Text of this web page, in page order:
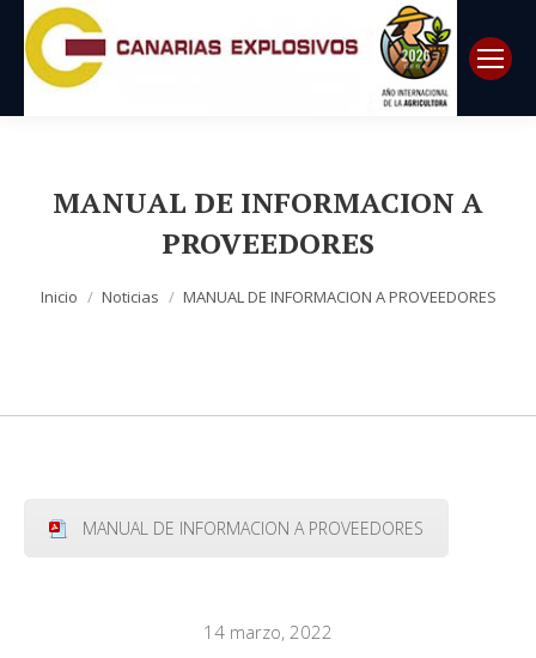
MANUAL DE INFORMACION A
PROVEEDORES
Inicio Noticias MANUAL DE INFORMACION A PROVEEDORES
MANUAL DE INFORMACION A PROVEEDORES
14 marzo, 2022